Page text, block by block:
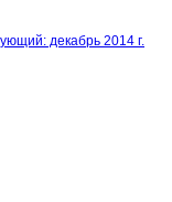
декабрь 2014 г.